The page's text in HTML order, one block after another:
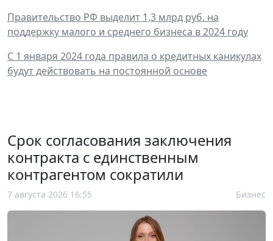
Правительство РФ выделит 1,3 млрд руб. на
поддержку малого и среднего бизнеса в 2024 году
С 1 января 2024 года правила о кредитных каникулах
будут действовать на постоянной основе
Срок согласования заключения
контракта с единственным
контрагентом сократили
7 августа 2026 16:55 Бизнес